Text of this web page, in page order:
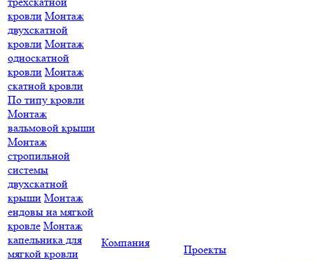
кровли Монтаж
двухскатной
кровли Монтаж
односкатной
кровли Монтаж
скатной кровли
По типу кровли
Монтаж
вальмовой крыши
Монтаж
стропильной
системы
двухскатной
крыши Монтаж
ендовы на мягкой
кровле Монтаж
капельника для
мягкой кровли
Компания
Проекты